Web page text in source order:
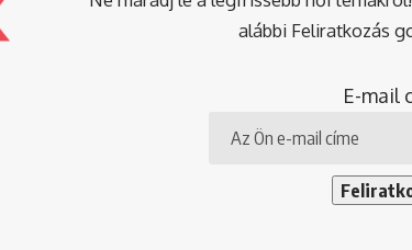
alábbi Feliratkozás
E-mail